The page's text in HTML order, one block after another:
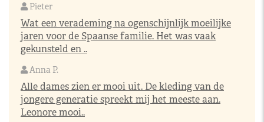
Pieter
Wat een verademing na ogenschijnlijk moeilijke
jaren voor de Spaanse familie. Het was vaak
gekunsteld en ..
Anna P.
Alle dames zien er mooi uit. De kleding van de
jongere generatie spreekt mij het meeste aan.
Leonore mooi..